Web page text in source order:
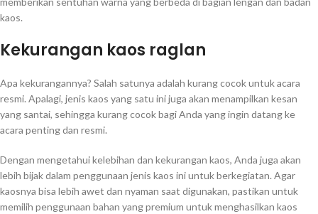
kaos.
Kekurangan kaos raglan
Apa kekurangannya? Salah satunya adalah kurang cocok untuk acara
resmi. Apalagi, jenis kaos yang satu ini juga akan menampilkan kesan
yang santai, sehingga kurang cocok bagi Anda yang ingin datang ke
acara penting dan resmi.
Dengan mengetahui kelebihan dan kekurangan kaos, Anda juga akan
lebih bijak dalam penggunaan jenis kaos ini untuk berkegiatan. Agar
kaosnya bisa lebih awet dan nyaman saat digunakan, pastikan untuk
memilih penggunaan bahan yang premium untuk menghasilkan kaos